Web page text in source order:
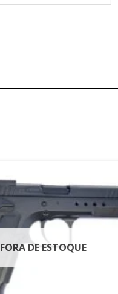
FORA DE ESTOQUE